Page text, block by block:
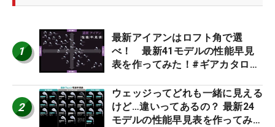
1
最新アイアンはロフト角で選
べ！ 最新41モデルの性能早見
表を作ってみた！#ギアカタログ
2
ウェッジってどれも一緒に見える
けど…違いってあるの？ 最新24
モデルの性能早見表を作ってみ